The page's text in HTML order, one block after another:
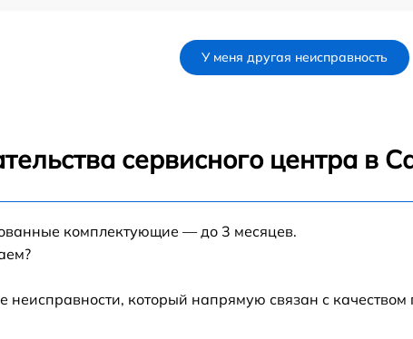
20.A (WH) от 60 мин
У меня другая неисправность
сервисного центра в
комплектующие — до 3 месяцев.
неисправности, который напрямую связан с